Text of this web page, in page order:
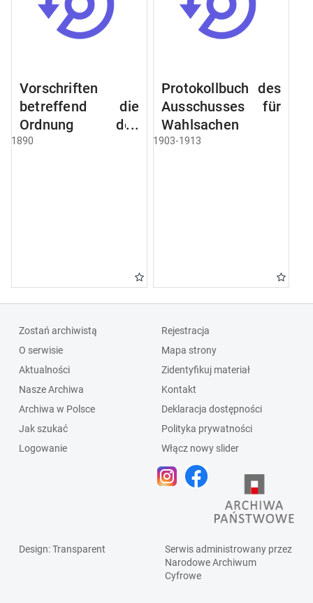
Vorschriften
betreffend die
Ordnung des
Geschäftsganges
1890
Protokollbuch des
Ausschusses für
Wahlsachen
1903-1913
Zostań archiwistą
O serwisie
Aktualności
Nasze Archiwa
Archiwa w Polsce
Jak szukać
Logowanie
Rejestracja
Mapa strony
Zidentyfikuj materiał
Kontakt
Deklaracja dostępności
Polityka prywatności
Włącz nowy slider
Design: Transparent
Serwis administrowany przez
Narodowe Archiwum
Cyfrowe